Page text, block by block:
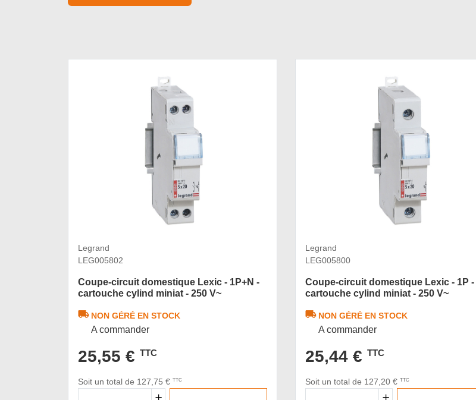
Legrand
LEG005802
Coupe-circuit domestique Lexic - 1P+N -
cartouche cylind miniat - 250 V~
NON GÉRÉ EN STOCK
A commander
25,55 € TTC
Soit un total de 127,75 € TTC
Legrand
LEG005800
Coupe-circuit domestique Lexic - 1P -
cartouche cylind miniat - 250 V~
NON GÉRÉ EN STOCK
A commander
25,44 € TTC
Soit un total de 127,20 € TTC